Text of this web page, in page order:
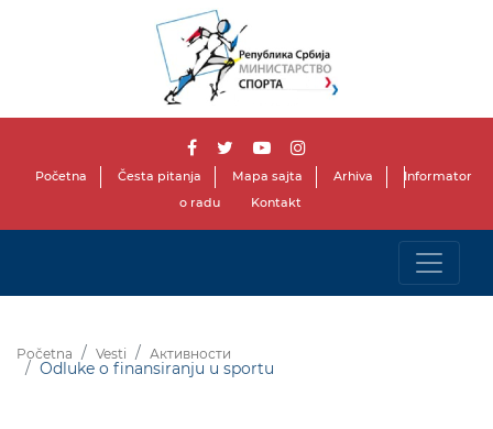
Početna Česta pitanja Mapa sajta Arhiva
Informator
o radu
Kontakt
Početna Vesti Активности
Odluke o finansiranju u sportu